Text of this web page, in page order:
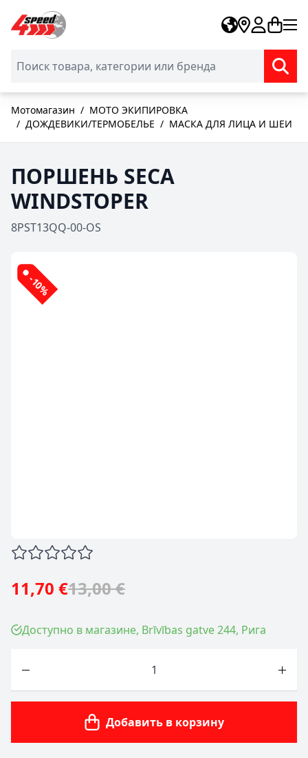
Skip to Content
Мотомагазин / МОТО ЭКИПИРОВКА
/ ДОЖДЕВИКИ/ТЕРМОБЕЛЬЕ / МАСКА ДЛЯ ЛИЦА И ШЕИ
ПОРШЕНЬ SECA
WINDSTOPER
8PST13QQ-00-OS
-10%
11,70 €13,00 €
Доступно в магазине, Brīvības gatve 244, Рига
Добавить в корзину